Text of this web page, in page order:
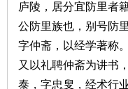
庐陵，居分宜防里者
公防里族也，别号防
字仲斋，以经学著称
又以礼聘仲斋为讲书
泰，字忠叟，经术行